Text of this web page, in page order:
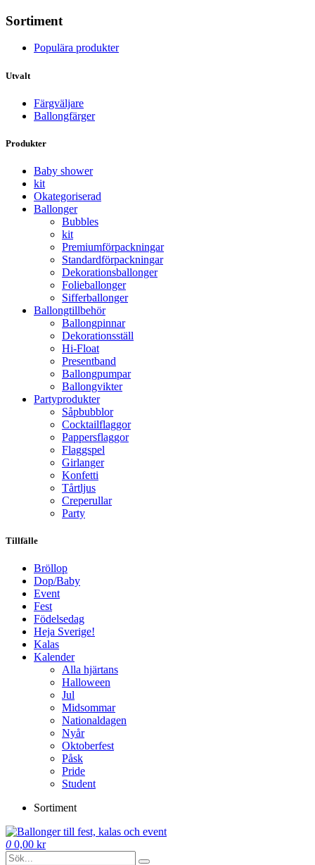
Sortiment
Populära produkter
Utvalt
Färgväljare
Ballongfärger
Produkter
Baby shower
kit
Okategoriserad
Ballonger
Bubbles
kit
Premium­förpackningar
Standard­­förpackningar
Dekorations­ballonger
Folie­­­ballonger
Siffer­­ballonger
Ballong­tillbehör
Ballongpinnar
Dekorationsställ
Hi-Float
Presentband
Ballongpumpar
Ballong­vikter
Party­­produkter
Såpbubblor
Cocktail­flaggor
Pappers­flaggor
Flaggspel
Girlanger
Konfetti
Tårtljus
Creperullar
Party
Tillfälle
Bröllop
Dop/Baby
Event
Fest
Födelsedag
Heja Sverige!
Kalas
Kalender
Alla hjärtans
Halloween
Jul
Midsommar
Nationaldagen
Nyår
Oktoberfest
Påsk
Pride
Student
Sortiment
0 0,00 kr